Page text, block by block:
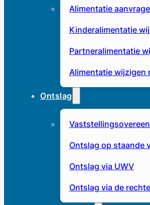
Alimentatie
Kinderalimentatie
Partneralimentatie
Alimentatie wijzigen
Ontslag
Ontslag op staande
Ontslag via UWV
Ontslag via de